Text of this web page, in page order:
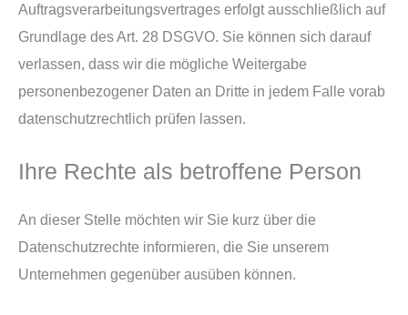
Auftragsverarbeitungsvertrages erfolgt ausschließlich auf
Grundlage des Art. 28 DSGVO. Sie können sich darauf
verlassen, dass wir die mögliche Weitergabe
personenbezogener Daten an Dritte in jedem Falle vorab
datenschutzrechtlich prüfen lassen.
Ihre Rechte als betroffene Person
An dieser Stelle möchten wir Sie kurz über die
Datenschutzrechte informieren, die Sie unserem
Unternehmen gegenüber ausüben können.